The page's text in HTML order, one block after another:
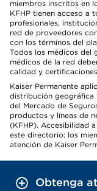
miembros inscritos en
KFHP tienen acceso a
profesionales,
red de proveedores
con los términos del
Todos los médicos del
médicos de la red
calidad y
Kaiser Permanente
distribución geográfica
del Mercado de
productos y líneas de
(KFHP). Accesibilidad
este directorio: los
atención de Kaiser
Obtenga